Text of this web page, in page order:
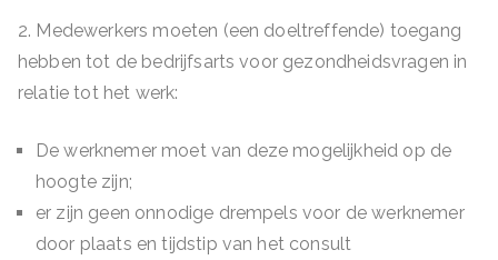
2. Medewerkers moeten (een doeltreffende) toegang
hebben tot de bedrijfsarts voor gezondheidsvragen in
relatie tot het werk:
De werknemer moet van deze mogelijkheid op de
hoogte zijn;
er zijn geen onnodige drempels voor de werknemer
door plaats en tijdstip van het consult